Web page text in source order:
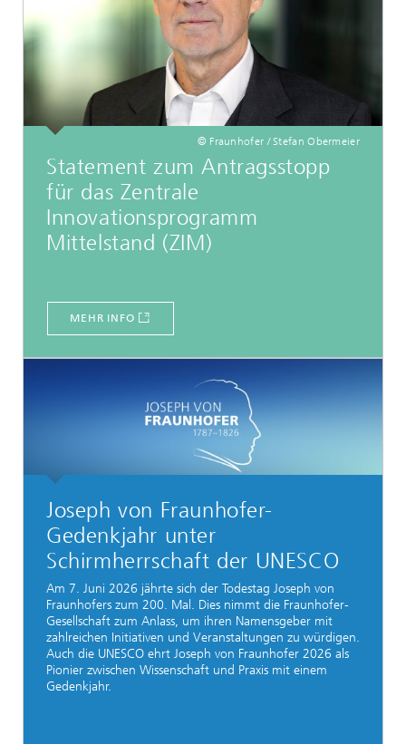
© Fraunhofer / Stefan Obermeier
Statement zum Antragsstopp
für das Zentrale
Innovationsprogramm
Mittelstand (ZIM)
MEHR INFO
Joseph von Fraunhofer-
Gedenkjahr unter
Schirmherrschaft der UNESCO
Am 7. Juni 2026 jährte sich der Todestag Joseph von
Fraunhofers zum 200. Mal. Dies nimmt die Fraunhofer-
Gesellschaft zum Anlass, um ihren Namensgeber mit
zahlreichen Initiativen und Veranstaltungen zu würdigen.
Auch die UNESCO ehrt Joseph von Fraunhofer 2026 als
Pionier zwischen Wissenschaft und Praxis mit einem
Gedenkjahr.